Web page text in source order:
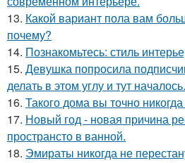
13. Какой вариант пола вам
почему?
14. Познакомьтесь: стиль
15. Девушка попросила
делать в этом углу и тут началось.
16. Такого дома вы точно
17. Новый год - новая причина
пространсто в ванной.
18. Эмираты никогда не